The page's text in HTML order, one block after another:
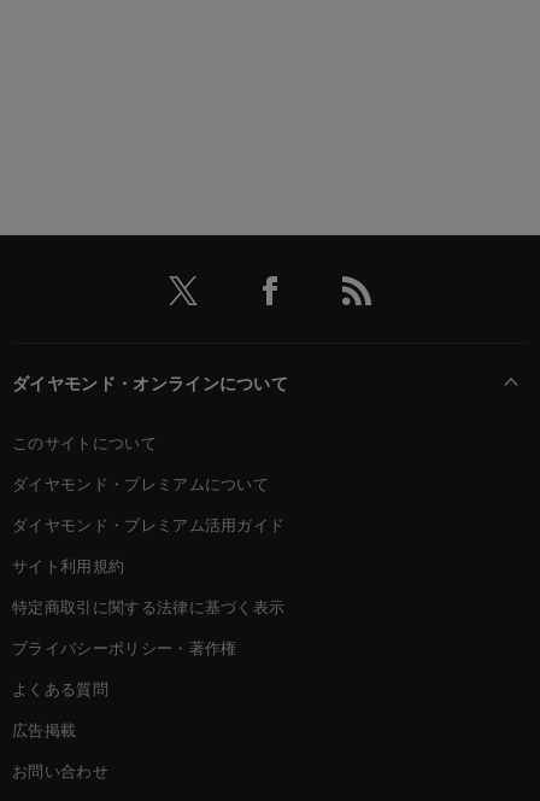
ダイヤモンド・オンラインについて
このサイトについて
ダイヤモンド・プレミアムについて
ダイヤモンド・プレミアム活用ガイド
サイト利用規約
特定商取引に関する法律に基づく表示
プライバシーポリシー・著作権
よくある質問
広告掲載
お問い合わせ